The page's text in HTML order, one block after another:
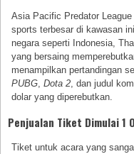
Asia Pacific Predator
sports terbesar di kawasan
negara seperti Indonesia,
yang bersaing
menampilkan pertandingan
PUBG,Dota 2, dan judul
dolar yang diperebutkan.
Penjualan Tiket Dimulai 1
Tiket untuk acara yang